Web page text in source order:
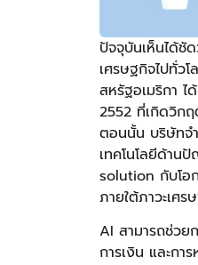
ปัจจุบันเห็นได้ชั
เศรษฐกิจไปทั่
สหรัฐอเมริกา ไ
2552 ที่เกิดวิก
ตอนนั้น บริษัทจ
เทคโนโลยีด้า
solution กับโอ
ภายใต้ภาวะเศ
AI สามารถช่วย
การเงิน และกา